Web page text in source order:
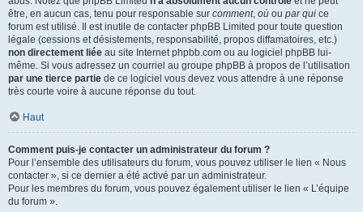
être, en aucun cas, tenu pour responsable sur comment, où ou par qui ce
forum est utilisé. Il est inutile de contacter phpBB Limited pour toute question
légale (cessions et désistements, responsabilité, propos diffamatoires, etc.)
non directement liée au site Internet phpbb.com ou au logiciel phpBB lui-
même. Si vous adressez un courriel au groupe phpBB à propos de l’utilisation
par une tierce partie de ce logiciel vous devez vous attendre à une réponse
très courte voire à aucune réponse du tout.
Haut
Comment puis-je contacter un administrateur du forum ?
Pour l’ensemble des utilisateurs du forum, vous pouvez utiliser le lien « Nous
contacter », si ce dernier a été activé par un administrateur.
Pour les membres du forum, vous pouvez également utiliser le lien « L’équipe
du forum ».